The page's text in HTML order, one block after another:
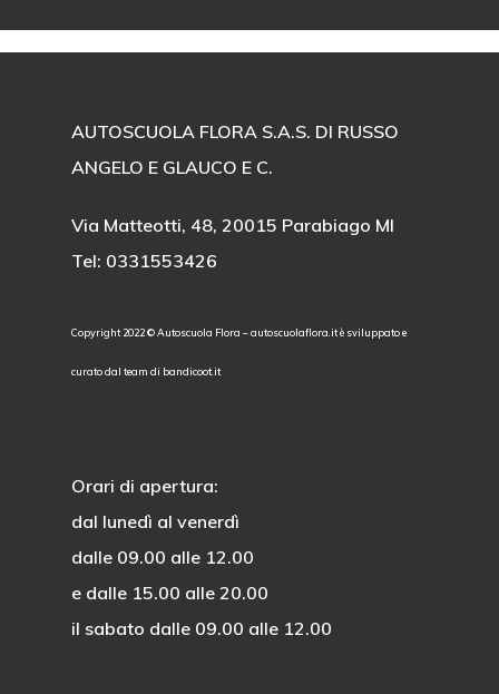
AUTOSCUOLA FLORA S.A.S. DI RUSSO
ANGELO E GLAUCO E C.
Via Matteotti, 48, 20015 Parabiago MI
Tel: 0331553426
Copyright 2022 ©Autoscuola Flora – autoscuolaflora.it è sviluppato e
curato dal team di bandicoot.it
Orari di apertura:
dal lunedì al venerdì
dalle 09.00 alle 12.00
e dalle 15.00 alle 20.00
il sabato dalle 09.00 alle 12.00